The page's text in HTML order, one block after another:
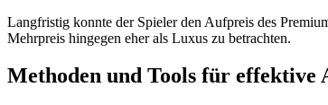
Langfristig konnte der Spieler den Aufpreis des
Mehrpreis hingegen eher als Luxus zu betrachten.
Methoden und Tools für